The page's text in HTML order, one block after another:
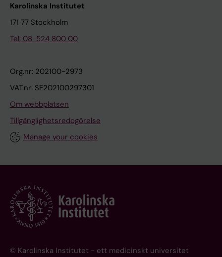
Karolinska Institutet
171 77 Stockholm
Tel: 08-524 800 00
Org.nr: 202100-2973
VAT.nr: SE202100297301
Om webbplatsen
Tillgänglighetsredogörelse
Manage your cookies
© Karolinska Institutet - ett medicinskt universitet